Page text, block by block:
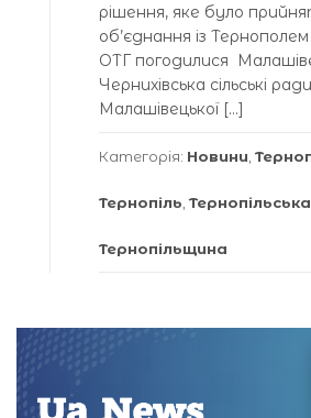
рішення, яке було
об’єднання із
ОТГ погодилися
Чернихівська сільські
Малашівецької […]
Категорія: Новини,
Тернопіль,
Тернопільщина